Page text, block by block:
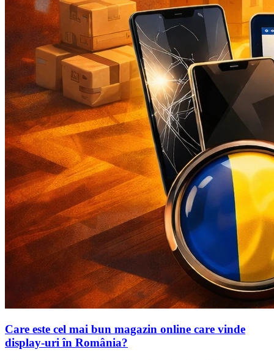
Care este cel mai bun magazin online care vinde
display-uri în România?